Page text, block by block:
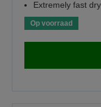
Extremely fast
Op voorraad